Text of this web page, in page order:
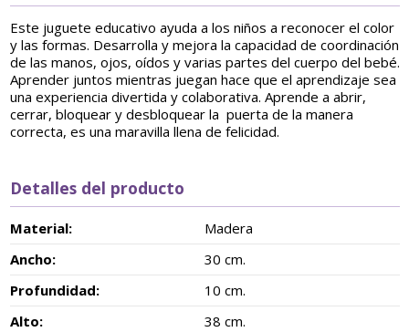
Este juguete educativo ayuda a los niños a reconocer el color
y las formas. Desarrolla y mejora la capacidad de coordinación
de las manos, ojos, oídos y varias partes del cuerpo del bebé.
Aprender juntos mientras juegan hace que el aprendizaje sea
una experiencia divertida y colaborativa. Aprende a abrir,
cerrar, bloquear y desbloquear la puerta de la manera
correcta, es una maravilla llena de felicidad.
Detalles del producto
Material:
Madera
Ancho:
30 cm.
Profundidad:
10 cm.
Alto:
38 cm.